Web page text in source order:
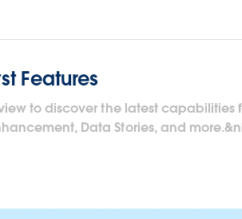
Features
to discover the latest capabilities
Data Stories, and